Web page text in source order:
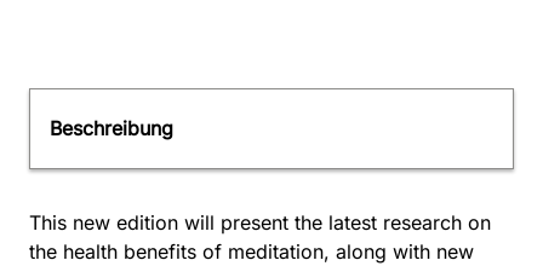
Beschreibung
This new edition will present the latest research on
the health benefits of meditation, along with new